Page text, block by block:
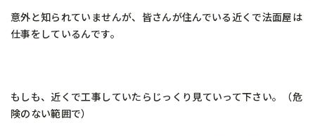
意外と知られていませんが、皆さんが住んでいる近くで法面屋は
仕事をしているんです。
もしも、近くで工事していたらじっくり見ていって下さい。（危
険のない範囲で）